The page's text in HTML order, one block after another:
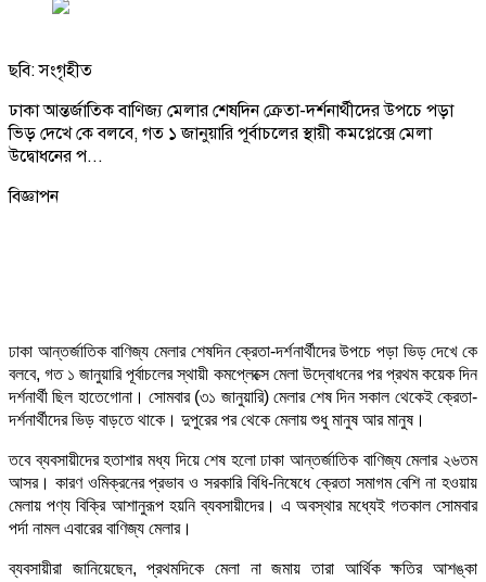
ছবি: সংগৃহীত
ঢাকা আন্তর্জাতিক বাণিজ্য মেলার শেষদিন ক্রেতা-দর্শনার্থীদের উপচে পড়া
ভিড় দেখে কে বলবে, গত ১ জানুয়ারি পূর্বাচলের স্থায়ী কমপ্লেক্সে মেলা
উদ্বোধনের প...
বিজ্ঞাপন
ঢাকা আন্তর্জাতিক বাণিজ্য মেলার শেষদিন ক্রেতা-দর্শনার্থীদের উপচে পড়া ভিড় দেখে কে
বলবে, গত ১ জানুয়ারি পূর্বাচলের স্থায়ী কমপ্লেক্সে মেলা উদ্বোধনের পর প্রথম কয়েক দিন
দর্শনার্থী ছিল হাতেগোনা। সোমবার (৩১ জানুয়ারি)মেলার শেষ দিন সকাল থেকেই ক্রেতা-
দর্শনার্থীদের ভিড় বাড়তে থাকে। দুপুরের পর থেকে মেলায় শুধু মানুষ আর মানুষ।
তবে ব্যবসায়ীদের হতাশার মধ্য দিয়ে শেষ হলো ঢাকা আন্তর্জাতিক বাণিজ্য মেলার ২৬তম
আসর। কারণ ওমিক্রনের প্রভাব ও সরকারি বিধি-নিষেধে ক্রেতা সমাগম বেশি না হওয়ায়
মেলায় পণ্য বিক্রি আশানুরূপ হয়নি ব্যবসায়ীদের। এ অবস্থার মধ্যেই গতকাল সোমবার
পর্দা নামল এবারের বাণিজ্য মেলার।
ব্যবসায়ীরা জানিয়েছেন, প্রথমদিকে মেলা না জমায় তারা আর্থিক ক্ষতির আশঙ্কা